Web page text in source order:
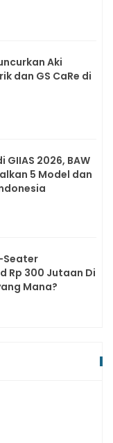
Aki
dan GS CaRe di
2026, BAW
5 Model dan
Seater
Rp 300 Jutaan Di
Mana?